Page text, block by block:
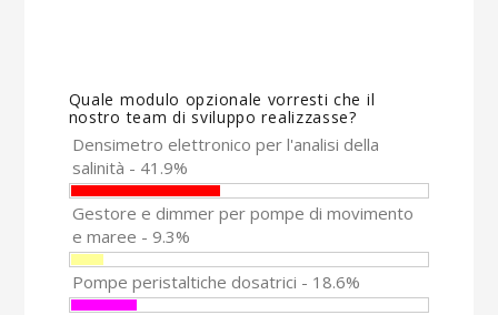
Quale modulo opzionale vorresti che il
nostro team di sviluppo realizzasse?
Densimetro elettronico per l'analisi della
salinità - 41.9%
Gestore e dimmer per pompe di movimento
e maree - 9.3%
Pompe peristaltiche dosatrici - 18.6%